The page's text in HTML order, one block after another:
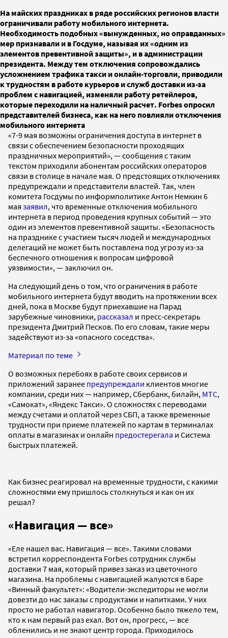
На майских праздниках в ряде российских регионов власти
ограничивали работу мобильного интернета.
Необходимость подобных «вынужденных, но оправданных»
мер признавали и в Госдуме, называя их «одним из
элементов превентивной защиты», и в администрации
президента. Между тем отключения сопровождались
усложнением трафика такси и онлайн-торговли, приводили
к трудностям в работе курьеров и служб доставки из-за
проблем с навигацией, изменяли работу ретейлеров,
которые переходили на наличный расчет. Forbes опросил
представителей бизнеса, как на него повлияли отключения
мобильного интернета
«7-9 мая возможны ограничения доступа в интернет в
связи с обеспечением безопасности проходящих
праздничных мероприятий», — сообщения с таким
текстом приходили абонентам российских операторов
связи в столице в начале мая. О предстоящих отключениях
предупреждали и представители властей. Так, член
комитета Госдумы по информполитике Антон Немкин 6
мая заявил, что временные отключения мобильного
интернета в период проведения крупных событий — это
один из элементов превентивной защиты. «Безопасность
на празднике с участием тысяч людей и международных
делегаций не может быть поставлена под угрозу из-за
беспечного отношения к вопросам цифровой
уязвимости», — заключил он.
На следующий день о том, что ограничения в работе
мобильного интернета будут вводить на протяжении всех
дней, пока в Москве будут приехавшие на Парад
зарубежные чиновники, рассказал и пресс-секретарь
президента Дмитрий Песков. По его словам, такие меры
задействуют из-за «опасного соседства».
Материал по теме
О возможных перебоях в работе своих сервисов и
приложений заранее предупреждали клиентов многие
компании, среди них — например, Сбербанк, билайн, МТС,
«Самокат», «Яндекс Такси». О сложностях с переводами
между счетами и оплатой через СБП, а также временные
трудности при приеме платежей по картам в терминалах
оплаты в магазинах и онлайн предостерегала и Система
быстрых платежей.
Как бизнес реагировал на временные трудности, с какими
сложностями ему пришлось столкнуться и как он их
решал?
«Навигация — все»
«Еле нашел вас. Навигация — все». Такими словами
встретил корреспондента Forbes сотрудник службы
доставки 7 мая, который привез заказ из цветочного
магазина. На проблемы с навигацией жалуются в баре
«Винный факультет»: «Водители-экспедиторы не могли
довезти до нас заказы с продуктами и напитками. У них
просто не работал навигатор. Особенно было тяжело тем,
кто к нам первый раз ехал. Вот он, прогресс, — все
обленились и не знают центр города. Приходилось